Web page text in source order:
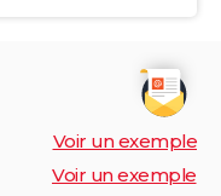
Voir un exemple
Voir un exemple